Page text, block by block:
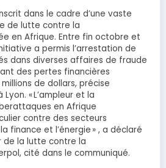
dans le cadre d’une vaste
de lutte contre la
en Afrique. Entre fin octobre et
a permis l’arrestation de
dans diverses affaires de fraude
des pertes financières
de dollars, précise
« L’ampleur et la
en Afrique
contre des secteurs
finance et l’énergie » , a déclaré
de la lutte contre la
cité dans le communiqué.